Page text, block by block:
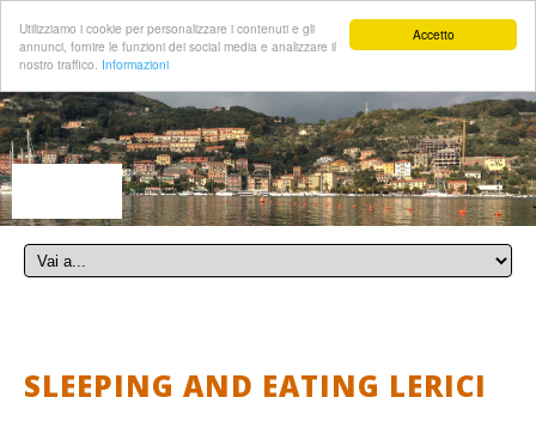
Accetto
Utilizziamo i cookie per personalizzare i contenuti e gli
annunci, fornire le funzioni dei social media e analizzare il
nostro traffico. Informazioni
SLEEPING AND EATING LERICI